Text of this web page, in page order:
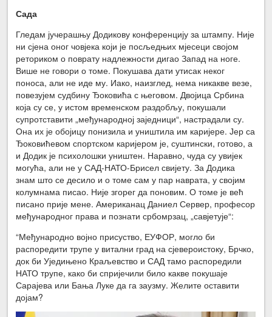
Сада
Гледам јучерашњу Додикову конференцију за штампу. Није
ни сјена оног човјека који је посљедњих мјесеци својом
реториком о поврату надлежности дигао Запад на ноге.
Више не говори о томе. Покушава дати утисак неког
поноса, али не иде му. Иако, наизглед, нема никакве везе,
повезујем судбину Ђоковића с његовом. Двојица Србина
која су се, у истом временском раздобљу, покушали
супротставити „међународној заједници“, настрадали су.
Она их је обојицу понизила и уништила им каријере. Јер са
Ђоковићевом спортском каријером је, суштински, готово, а
и Додик је психолошки уништен. Наравно, чуда су увијек
могућа, али не у САД-НАТО-Брисел свијету. За Додика
знам што се десило и о томе сам у пар наврата, у својим
колумнама писао. Није згорег да поновим. О томе је већ
писано прије мене. Американац Даниел Сервер, професор
међународног права и познати србомрзац, „савјетује“:
“Међународно војно присуство, ЕУФОР, могло би
распоредити трупе у витални град на сјевероистоку, Брчко,
док би Уједињено Краљевство и САД тамо распоредили
НАТО трупе, како би спријечили било какве покушаје
Сарајева или Бања Луке да га заузму. Желите оставити
дојам?